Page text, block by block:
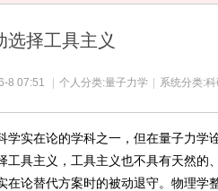
选择工具主义
8 07:51 个人分类:量子力学 系统分类:
学实在论的学科之一，但在量子力
工具主义，工具主义也不具有天然
在论替代方案时的被动退守。物理